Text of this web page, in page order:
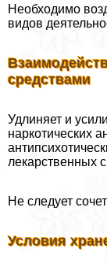
Необходимо
видов
средствами
Удлиняет и
наркотических
лекарственных
Не следует
Условия